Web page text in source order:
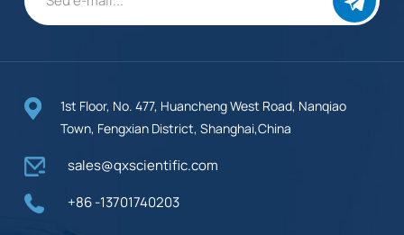
1st Floor, No. 477, Huancheng West Road, Nanqiao
Town, Fengxian District, Shanghai,China
sales@qxscientific.com
+86 -13701740203